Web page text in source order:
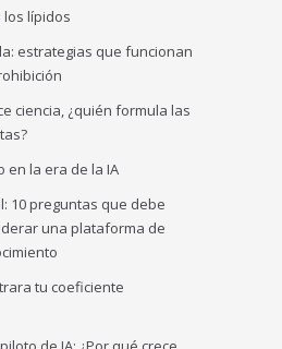
los lípidos
estrategias que funcionan
ciencia, ¿quién formula las
en la era de la IA
10 preguntas que debe
una plataforma de
tu coeficiente